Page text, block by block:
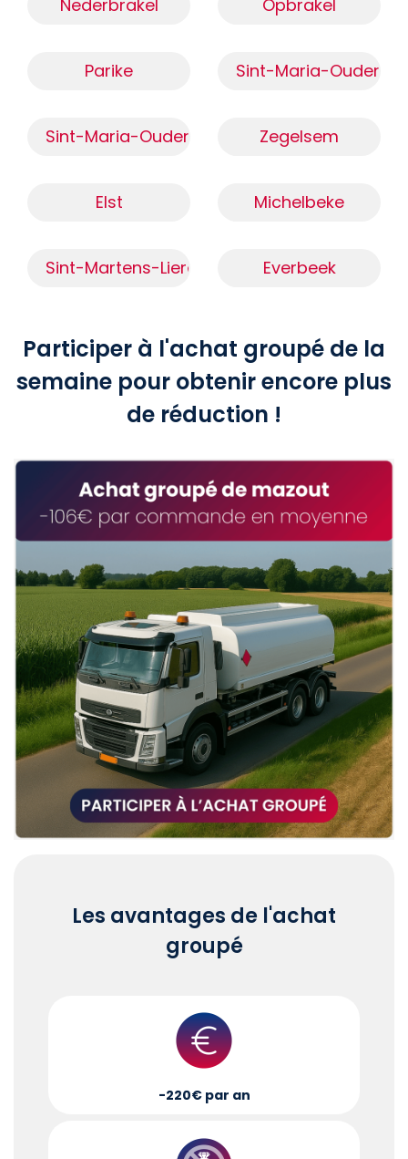
Nederbrakel Opbrakel
Parike Sint-Maria-
Sint-Maria-Oudenhove (9620)Zegelsem
Elst Michelbeke
Sint-Martens-Lierde Everbeek
Participer à l'achat groupé de la
semaine pour obtenir encore plus
de réduction !
Les avantages de l'achat
groupé
-220€ par an